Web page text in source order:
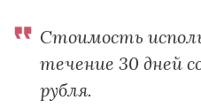
Стоимость
течение 30 дней
рубля.